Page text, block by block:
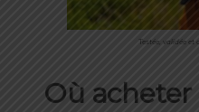
Testée, validée et
Où